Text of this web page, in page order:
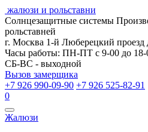
жалюзи и рольставни
Солнцезащитные системы
рольставней
г. Москва 1-й Люберецкий проезд
Часы работы: ПН-ПТ с 9-00 до 18-
СБ-ВС - выходной
Вызов замерщика
+7 926 990-09-90 +7 926 525-82-91
0
Открыть
навигацию
Жалюзи